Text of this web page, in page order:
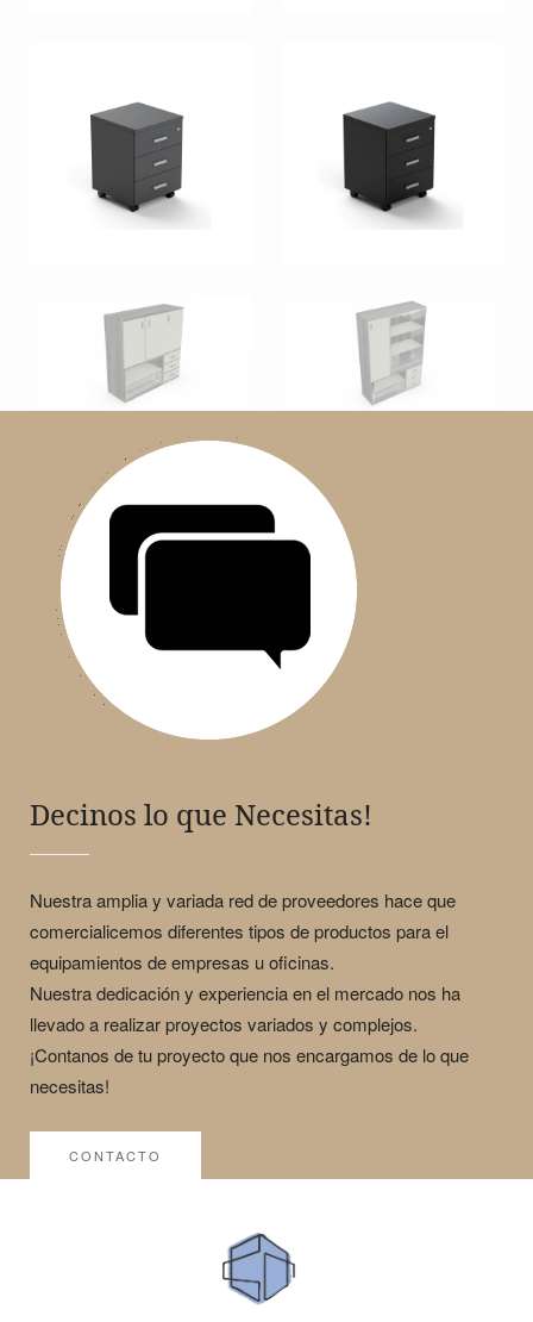
Decinos lo que Necesitas!
Nuestra amplia y variada red de proveedores hace que
comercialicemos diferentes tipos de productos para el
equipamientos de empresas u oficinas.
Nuestra dedicación y experiencia en el mercado nos ha
llevado a realizar proyectos variados y complejos.
¡Contanos de tu proyecto que nos encargamos de lo que
necesitas!
CONTACTO